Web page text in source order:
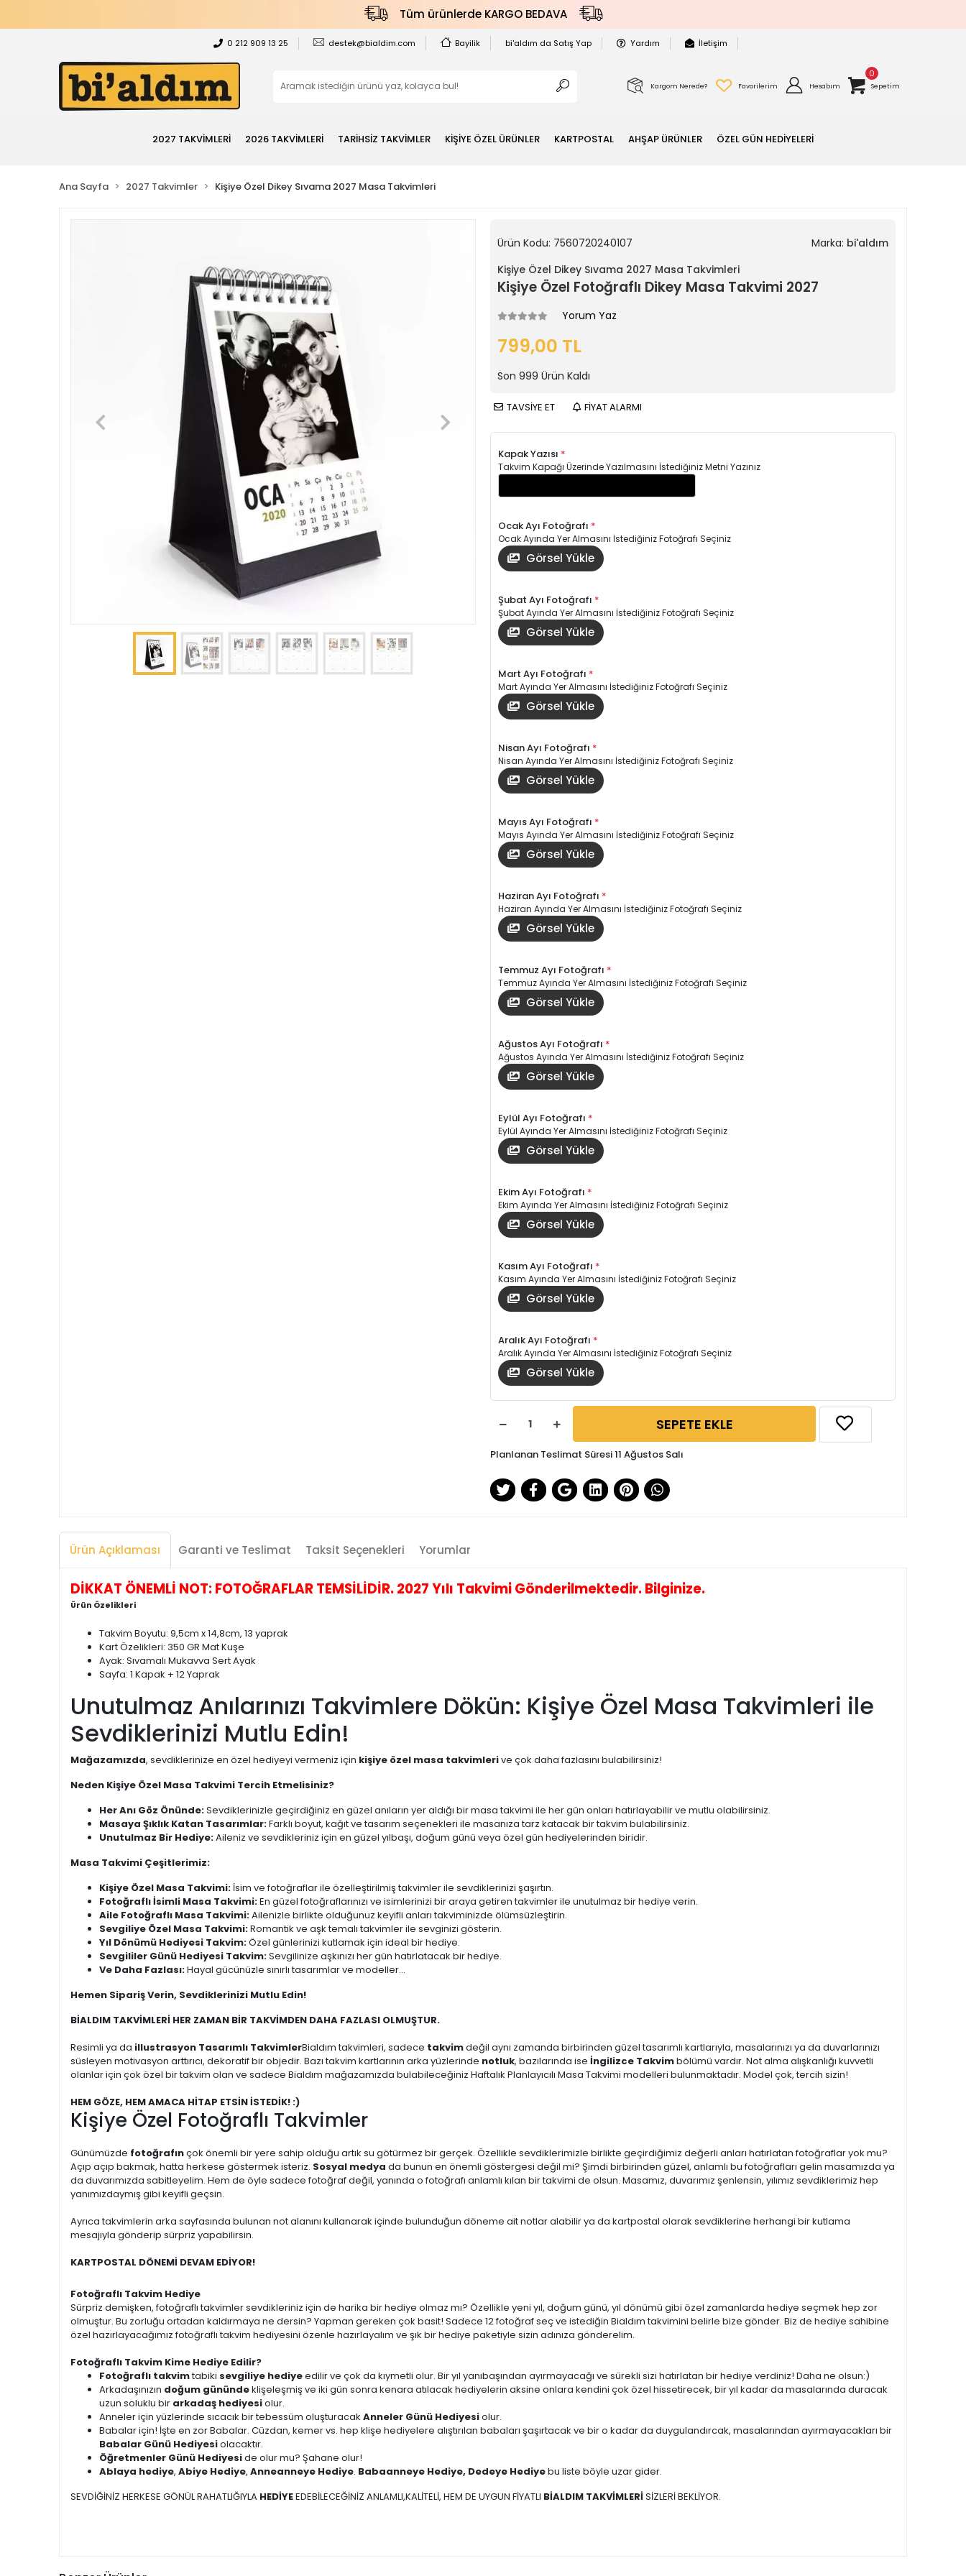
Tüm ürünlerde KARGO BEDAVA
0 212 909 13 25 destek@bialdim.com Bayilik bi'aldım da Satış Yap Yardım İletişim
Kargom Nerede? Favorilerim Hesabım
0
Sepetim
2027 TAKVİMLERİ 2026 TAKVİMLERİ TARİHSİZ TAKVİMLER KİŞİYE ÖZEL ÜRÜNLER KARTPOSTAL AHŞAP ÜRÜNLER ÖZEL GÜN HEDİYELERİ
Ana Sayfa 2027 Takvimler Kişiye Özel Dikey Sıvama 2027 Masa Takvimleri
Ürün Kodu: 7560720240107 Marka: bi'aldım
Kişiye Özel Dikey Sıvama 2027 Masa Takvimleri
Kişiye Özel Fotoğraflı Dikey Masa Takvimi 2027
Yorum Yaz
799,00 TL
Son 999 Ürün Kaldı
TAVSİYE ET FİYAT ALARMI
Kapak Yazısı *
Takvim Kapağı Üzerinde Yazılmasını İstediğiniz Metni Yazınız
Ocak Ayı Fotoğrafı *
Ocak Ayında Yer Almasını İstediğiniz Fotoğrafı Seçiniz
Görsel Yükle
Şubat Ayı Fotoğrafı *
Şubat Ayında Yer Almasını İstediğiniz Fotoğrafı Seçiniz
Görsel Yükle
Mart Ayı Fotoğrafı *
Mart Ayında Yer Almasını İstediğiniz Fotoğrafı Seçiniz
Görsel Yükle
Nisan Ayı Fotoğrafı *
Nisan Ayında Yer Almasını İstediğiniz Fotoğrafı Seçiniz
Görsel Yükle
Mayıs Ayı Fotoğrafı *
Mayıs Ayında Yer Almasını İstediğiniz Fotoğrafı Seçiniz
Görsel Yükle
Haziran Ayı Fotoğrafı *
Haziran Ayında Yer Almasını İstediğiniz Fotoğrafı Seçiniz
Görsel Yükle
Temmuz Ayı Fotoğrafı *
Temmuz Ayında Yer Almasını İstediğiniz Fotoğrafı Seçiniz
Görsel Yükle
Ağustos Ayı Fotoğrafı *
Ağustos Ayında Yer Almasını İstediğiniz Fotoğrafı Seçiniz
Görsel Yükle
Eylül Ayı Fotoğrafı *
Eylül Ayında Yer Almasını İstediğiniz Fotoğrafı Seçiniz
Görsel Yükle
Ekim Ayı Fotoğrafı *
Ekim Ayında Yer Almasını İstediğiniz Fotoğrafı Seçiniz
Görsel Yükle
Kasım Ayı Fotoğrafı *
Kasım Ayında Yer Almasını İstediğiniz Fotoğrafı Seçiniz
Görsel Yükle
Aralık Ayı Fotoğrafı *
Aralık Ayında Yer Almasını İstediğiniz Fotoğrafı Seçiniz
Görsel Yükle
SEPETE EKLE
Planlanan Teslimat Süresi 11 Ağustos Salı
Ürün Açıklaması Garanti ve Teslimat Taksit Seçenekleri Yorumlar
DİKKAT ÖNEMLİ NOT: FOTOĞRAFLAR TEMSİLİDİR. 2027 Yılı Takvimi Gönderilmektedir. Bilginize.
Ürün Özelikleri
Takvim Boyutu: 9,5cm x 14,8cm, 13 yaprak
Kart Özelikleri: 350 GR Mat Kuşe
Ayak: Sıvamalı Mukavva Sert Ayak
Sayfa: 1 Kapak + 12 Yaprak
Unutulmaz Anılarınızı Takvimlere Dökün: Kişiye Özel Masa Takvimleri ile
Sevdiklerinizi Mutlu Edin!
Mağazamızda, sevdiklerinize en özel hediyeyi vermeniz için kişiye özel masa takvimlerive çok daha fazlasını bulabilirsiniz!
Neden Kişiye Özel Masa Takvimi Tercih Etmelisiniz?
Her Anı Göz Önünde:Sevdiklerinizle geçirdiğiniz en güzel anıların yer aldığı bir masa takvimi ile her gün onları hatırlayabilir ve mutlu olabilirsiniz.
Masaya Şıklık Katan Tasarımlar:Farklı boyut, kağıt ve tasarım seçenekleri ile masanıza tarz katacak bir takvim bulabilirsiniz.
Unutulmaz Bir Hediye:Aileniz ve sevdikleriniz için en güzel yılbaşı, doğum günü veya özel gün hediyelerinden biridir.
Masa Takvimi Çeşitlerimiz:
Kişiye Özel Masa Takvimi: İsim ve fotoğraflar ile özelleştirilmiş takvimler ile sevdiklerinizi şaşırtın.
Fotoğraflı İsimli Masa Takvimi:En güzel fotoğraflarınızı ve isimlerinizi bir araya getiren takvimler ile unutulmaz bir hediye verin.
Aile Fotoğraflı Masa Takvimi:Ailenizle birlikte olduğunuz keyifli anları takviminizde ölümsüzleştirin.
Sevgiliye Özel Masa Takvimi:Romantik ve aşk temalı takvimler ile sevginizi gösterin.
Yıl Dönümü Hediyesi Takvim:Özel günlerinizi kutlamak için ideal bir hediye.
Sevgililer Günü Hediyesi Takvim:Sevgilinize aşkınızı her gün hatırlatacak bir hediye.
Ve Daha Fazlası:Hayal gücünüzle sınırlı tasarımlar ve modeller...
Hemen Sipariş Verin, Sevdiklerinizi Mutlu Edin!
BİALDIM TAKVİMLERİ HER ZAMAN BİR TAKVİMDEN DAHA FAZLASI OLMUŞTUR.
Resimli ya da illustrasyon Tasarımlı TakvimlerBialdım takvimleri, sadece takvimdeğil aynı zamanda birbirinden güzel tasarımlı kartlarıyla, masalarınızı ya da duvarlarınızı
süsleyen motivasyon arttırıcı, dekoratif bir objedir. Bazı takvim kartlarının arka yüzlerinde notluk, bazılarında ise İngilizce Takvimbölümü vardır. Not alma alışkanlığı kuvvetli
olanlar için çok özel bir takvim olan ve sadece Bialdım mağazamızda bulabileceğiniz Haftalık Planlayıcılı Masa Takvimi modelleri bulunmaktadır. Model çok, tercih sizin!
HEM GÖZE, HEM AMACA HİTAP ETSİN İSTEDİK! :)
Kişiye Özel Fotoğraflı Takvimler
Günümüzde fotoğrafınçok önemli bir yere sahip olduğu artık su götürmez bir gerçek. Özellikle sevdiklerimizle birlikte geçirdiğimiz değerli anları hatırlatan fotoğraflar yok mu?
Açıp açıp bakmak, hatta herkese göstermek isteriz. Sosyal medya da bunun en önemli göstergesi değil mi? Şimdi birbirinden güzel, anlamlı bu fotoğrafları gelin masamızda ya
da duvarımızda sabitleyelim. Hem de öyle sadece fotoğraf değil, yanında o fotoğrafı anlamlı kılan bir takvimi de olsun. Masamız, duvarımız şenlensin, yılımız sevdiklerimiz hep
yanımızdaymış gibi keyifli geçsin.
Ayrıca takvimlerin arka sayfasında bulunan not alanını kullanarak içinde bulunduğun döneme ait notlar alabilir ya da kartpostal olarak sevdiklerine herhangi bir kutlama
mesajıyla gönderip sürpriz yapabilirsin.
KARTPOSTAL DÖNEMİ DEVAM EDİYOR!
Fotoğraflı Takvim Hediye
Sürpriz demişken, fotoğraflı takvimler sevdikleriniz için de harika bir hediye olmaz mı? Özellikle yeni yıl, doğum günü, yıl dönümü gibi özel zamanlarda hediye seçmek hep zor
olmuştur. Bu zorluğu ortadan kaldırmaya ne dersin? Yapman gereken çok basit! Sadece 12 fotoğraf seç ve istediğin Bialdım takvimini belirle bize gönder. Biz de hediye sahibine
özel hazırlayacağımız fotoğraflı takvim hediyesini özenle hazırlayalım ve şık bir hediye paketiyle sizin adınıza gönderelim.
Fotoğraflı Takvim Kime Hediye Edilir?
Fotoğraflı takvimtabiki sevgiliye hediyeedilir ve çok da kıymetli olur. Bir yıl yanıbaşından ayırmayacağı ve sürekli sizi hatırlatan bir hediye verdiniz! Daha ne olsun:)
Arkadaşınızın doğum günündeklişeleşmiş ve iki gün sonra kenara atılacak hediyelerin aksine onlara kendini çok özel hissetirecek, bir yıl kadar da masalarında duracak
uzun soluklu bir arkadaş hediyesiolur.
Anneler için yüzlerinde sıcacık bir tebessüm oluşturacak Anneler Günü Hediyesiolur.
Babalar için! İşte en zor Babalar. Cüzdan, kemer vs. hep klişe hediyelere alıştırılan babaları şaşırtacak ve bir o kadar da duygulandırcak, masalarından ayırmayacakları bir
Babalar Günü Hediyesiolacaktır.
Öğretmenler Günü Hediyeside olur mu? Şahane olur!
Ablaya hediye, Abiye Hediye, Anneanneye Hediye. Babaanneye Hediye, Dedeye Hediyebu liste böyle uzar gider.
SEVDİĞİNİZ HERKESE GÖNÜL RAHATLIĞIYLA HEDİYEEDEBİLECEĞİNİZ ANLAMLI,KALİTELİ, HEM DE UYGUN FİYATLI BİALDIM TAKVİMLERİ SİZLERİ BEKLİYOR.